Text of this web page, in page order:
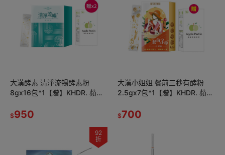
大漢酵素 清淨流暢酵素粉
8gx16包*1【贈】KHDR. 蘋果
$950
大漢小姐姐 餐前三秒有酵粉
2.5gx7包*1【贈】KHDR. 蘋果
$700
92
折